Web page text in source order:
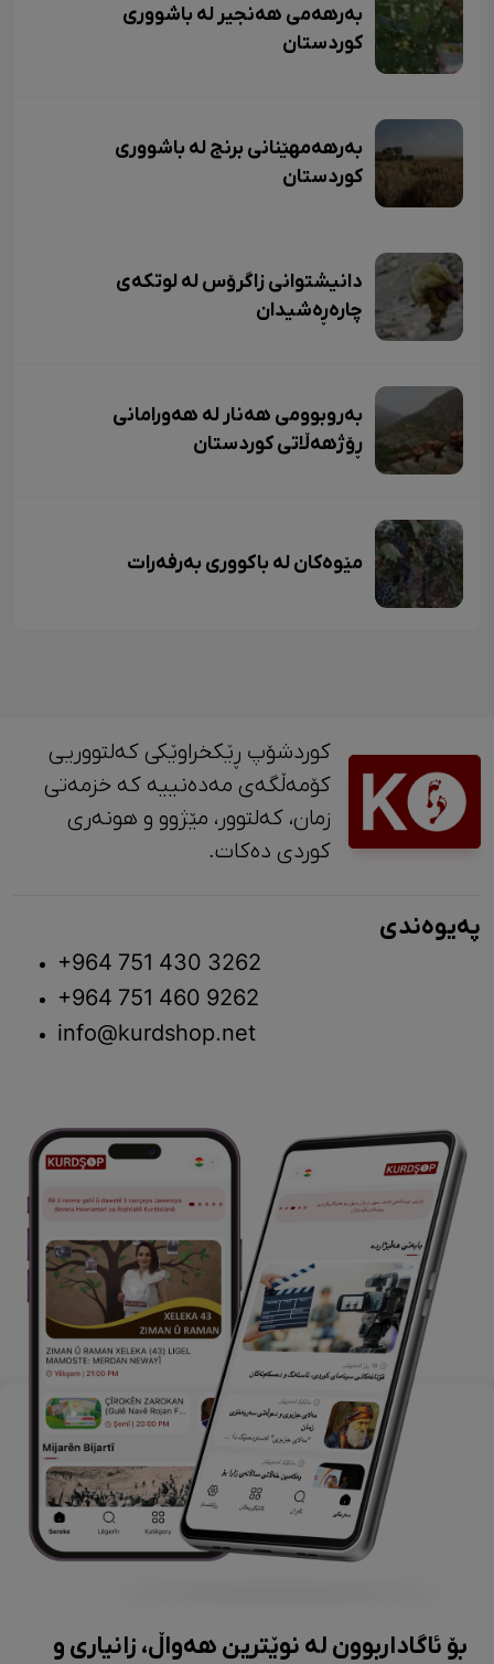
بەرهەمی هەنجیر لە باشووری
کوردستان
بەرهەمهێنانی برنج لە باشووری
کوردستان
دانیشتوانی زاگرۆس لە لوتکەی
چارەڕەشیدان
بەروبوومی هەنار لە هەورامانی
ڕۆژهەڵاتی کوردستان
مێوەکان لە باکووری بەرفەرات
کوردشۆپ ڕێکخراوێکی کەلتووریی
کۆمەڵگەی مەدەنییە کە خزمەتی
زمان، کەلتوور، مێژوو و ‎هونەری
کوردی دەکات.
پەیوەندی
+964 751 430 3262
+964 751 460 9262
info@kurdshop.net
بۆ ئاگاداربوون لە نوێترین هەواڵ، زانیاری و